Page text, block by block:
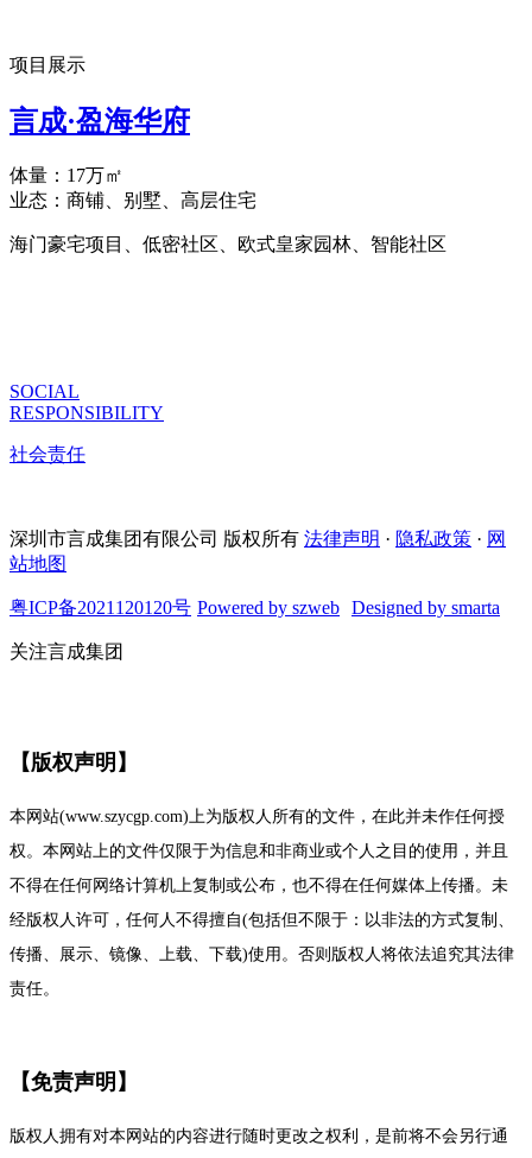
项目展示
言成·盈海华府
体量：17万㎡
业态：商铺、别墅、高层住宅
海门豪宅项目、低密社区、欧式皇家园林、智能社区
SOCIAL
RESPONSIBILITY
社会责任
深圳市言成集团有限公司 版权所有 法律声明 · 隐私政策 · 网
站地图
粤ICP备2021120120号 Powered by szweb Designed by smarta
关注言成集团
【版权声明】
本网站(www.szycgp.com)上为版权人所有的文件，在此并未作任何授
权。本网站上的文件仅限于为信息和非商业或个人之目的使用，并且
不得在任何网络计算机上复制或公布，也不得在任何媒体上传播。未
经版权人许可，任何人不得擅自(包括但不限于：以非法的方式复制、
传播、展示、镜像、上载、下载)使用。否则版权人将依法追究其法律
责任。
【免责声明】
版权人拥有对本网站的内容进行随时更改之权利，是前将不会另行通